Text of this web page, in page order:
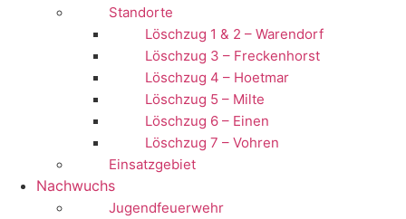
Standorte
Löschzug 1 & 2 – Warendorf
Löschzug 3 – Freckenhorst
Löschzug 4 – Hoetmar
Löschzug 5 – Milte
Löschzug 6 – Einen
Löschzug 7 – Vohren
Einsatzgebiet
Nachwuchs
Jugendfeuerwehr